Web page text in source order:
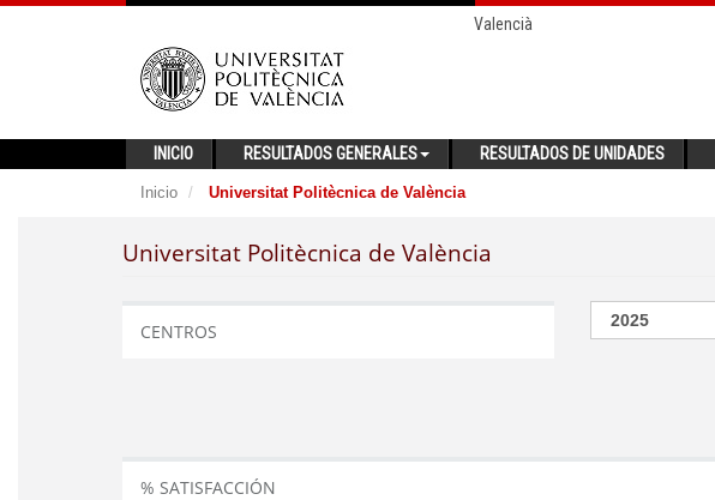
Valencià
INICIO RESULTADOS GENERALES RESULTADOS DE UNIDADES
Inicio Universitat Politècnica de València
Universitat Politècnica de València
CENTROS
% SATISFACCIÓN